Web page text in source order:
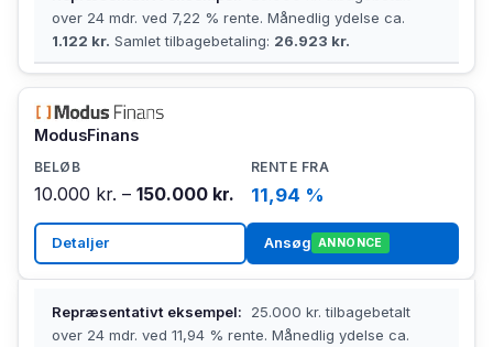
over 24 mdr. ved 7,22 % rente. Månedlig ydelse ca.
1.122 kr. Samlet tilbagebetaling: 26.923 kr.
ModusFinans
10.000 kr. – 150.000 kr. 11,94 %
Detaljer Ansøg ANNONCE
Repræsentativt eksempel:
25.000 kr. tilbagebetalt
over 24 mdr. ved 11,94 % rente. Månedlig ydelse ca.